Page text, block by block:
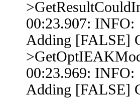
00:23.907:
Adding [FALSE]
00:23.969:
Adding [FALSE]